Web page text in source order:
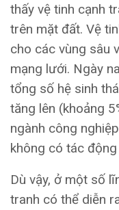
thấy vệ tinh cạnh
trên mặt đất. Vệ
cho các vùng sâu
mạng lưới. Ngày
tổng số hệ sinh
tăng lên (khoảng
ngành công
không có tác
Dù vậy, ở một số
tranh có thể diễn